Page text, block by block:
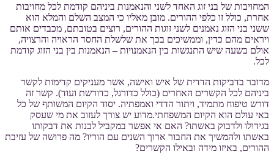
המחויבות של בני זוג האחד לשני והנאמנות ביניהם קודמת לכל מחויבות
אחרת, כולל זו כלפי ההורים. מובן מאליו כי המצב השלם והמלא הוא
ששני בני הזוג נאמנים לשני זוגות ההורים, רוצים בטובתם, מכבדים אותם
ויראים מהם כדין, וממשיכים בכך את שלשלת החסד הראויה והרצויה,
אולם בשעה שיש התנגשות בין הנאמנויות – הנאמנות בין בני הזוג קודמת
לכל.
מדובר בדביקות הדדית של איש ואישה, אשר מעניקים קדימות לקשר
ביניהם לכל הקשרים האחרים (כולל כדורגל, כדורשת ועוד). קשר זה
דורש טיפוח מתמיד, ויתור הדדי ואמפתיה. יסוד הקיום המשותף של כל
באי עולם הוא הקיום המשפחתי.מדוע יש צורך לעזוב את מי שעסק
בגידולו ולדבוק באשתו? האם אי אפשר במקביל לבנות את דבקותו
באשתו ולהמשיך את החבור ארוך השנים עם הוריו? מה פרושה של עזיבת
ההורים, באיזו מידה ובאילו הקשרים?